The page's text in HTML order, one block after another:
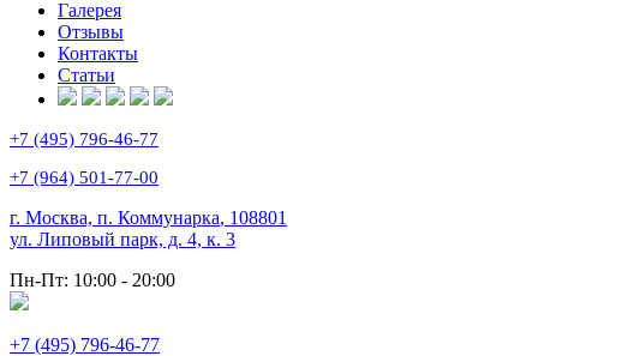
Галерея
Отзывы
Контакты
Статьи
+7 (495) 796-46-77
+7 (964) 501-77-00
г. Москва, п. Коммунарка, 108801
ул. Липовый парк, д. 4, к. 3
Пн-Пт: 10:00 - 20:00
+7 (495) 796-46-77